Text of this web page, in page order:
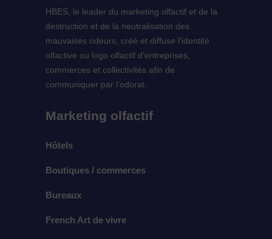
HBES, le leader du marketing olfactif et de la
destruction et de la neutralisation des
mauvaises odeurs, créé et diffuse l’identité
olfactive ou logo olfactif d’entreprises,
commerces et collectivités afin de
communiquer par l’odorat.
Marketing olfactif
Hôtels
Boutiques / commerces
Bureaux
French Art de vivre